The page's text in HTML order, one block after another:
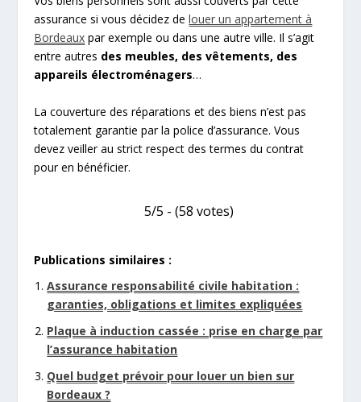
assurance si vous décidez delouer un appartement à
Bordeaux par exemple ou dans une autre ville. Il s’agit
entre autres des meubles, des vêtements, des
appareils électroménagers…
La couverture des réparations et des biens n’est pas
totalement garantie par la police d’assurance. Vous
devez veiller au strict respect des termes du contrat
pour en bénéficier.
5/5 - (58 votes)
Publications similaires :
Assurance responsabilité civile habitation :
garanties, obligations et limites expliquées
Plaque à induction cassée : prise en charge par
l’assurance habitation
Quel budget prévoir pour louer un bien sur
Bordeaux ?